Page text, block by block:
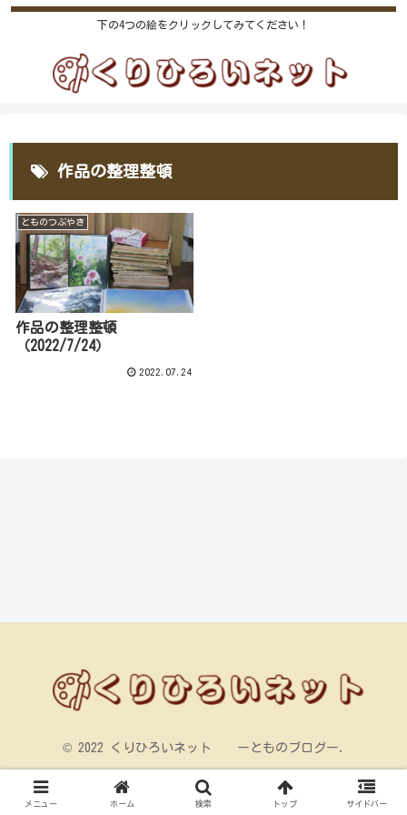
下の4つの絵をクリックしてみてください！
作品の整理整頓
とものつぶやき
作品の整理整頓
（2022/7/24）
2022.07.24
© 2022 くりひろいネット ーとものブログー.
メニュー ホーム 検索 トップ サイドバー